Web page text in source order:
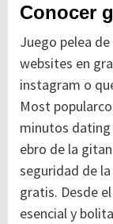
Conocer
Juego pelea
websites en
instagram o
Most
minutos dating
ebro de la
seguridad de
gratis. Desde
esencial y